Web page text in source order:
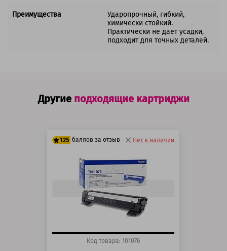
Преимущества
Ударопрочный, гибкий,
химически стойкий.
Практически не дает усадки,
подходит для точных деталей.
Другие подходящие картриджи
125 баллов за отзыв
100 баллов
125 баллов
Нет в наличии
Быстрый просмотр
Код товара: 101076